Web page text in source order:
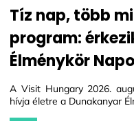
Tíz nap, több
program:
Élménykör
A Visit Hungary 2026.
hívja életre a Dunakanyar